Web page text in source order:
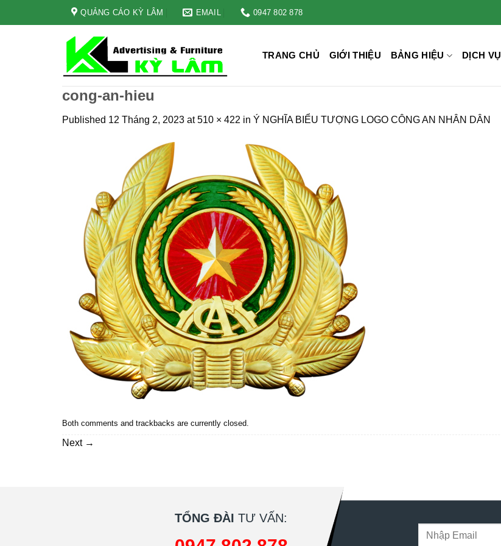
QUẢNG CÁO KỲ LÂM EMAIL 0947 802 878
TRANG CHỦ GIỚI THIỆU BẢNG HIỆU DỊCH VỤ
cong-an-hieu
Published 12 Tháng 2, 2023 at510 × 422 in Ý NGHĨA BIỂU TƯỢNG LOGO CÔNG AN NHÂN DÂN
Both comments and trackbacks are currently closed.
Next →
TỔNG ĐÀI TƯ VẤN: